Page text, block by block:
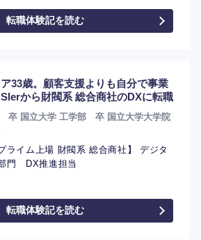
転職体験記を読む
33歳。顧客支援よりも自分で事業
から財閥系 総合商社のDXに転職
卒 国立大学 工学部 卒 国立大学大学院
ライム上場 財閥系 総合商社】 デジタ
門 DX推進担当
転職体験記を読む